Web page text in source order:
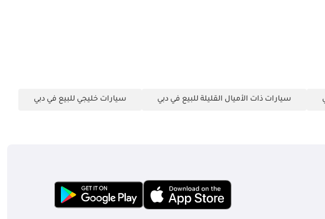
سيارات ذات الأميال القليلة للبيع في دبي سيارات خليجي للبيع في دبي